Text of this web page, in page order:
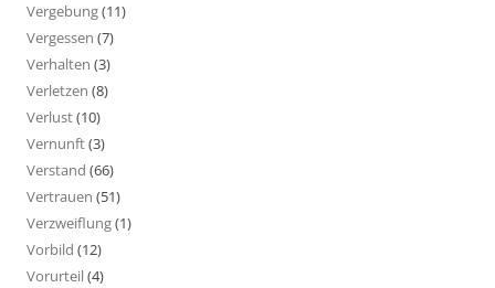
Vergebung(11)
Vergessen (7)
Verhalten (3)
Verletzen (8)
Verlust(10)
Vernunft(3)
Verstand (66)
Vertrauen (51)
Verzweiflung(1)
Vorbild (12)
Vorurteil(4)